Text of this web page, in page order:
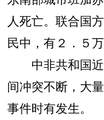
人死亡。联合国
民中，有２．５
中非共和国近
间冲突不断，大
事件时有发生。